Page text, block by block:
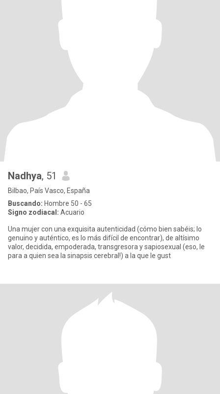
Nadhya, 51
Bilbao, País Vasco, España
Buscando: Hombre 50 - 65
Signo zodiacal: Acuario
Una mujer con una exquisita autenticidad (cómo bien sabéis; lo
genuino y auténtico, es lo más difícil de encontrar), de altísimo
valor, decidida, empoderada, transgresora y sapiosexual (eso, le
para a quien sea la sinapsis cerebral!) a la que le gust